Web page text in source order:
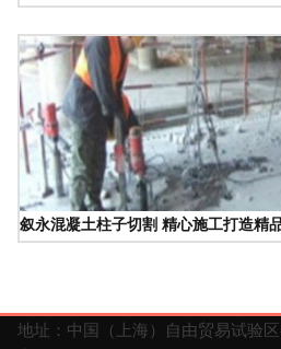
叙永混凝土柱子切割 精心施工打造精
地址：中国（上海）自由贸易试验